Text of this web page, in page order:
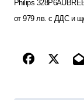
Philips
от 979 лв. с ДДС и